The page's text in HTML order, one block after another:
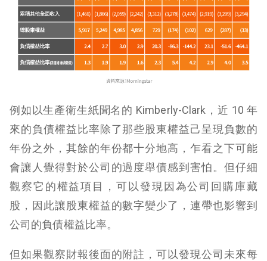
例如以生產衛生紙聞名的 Kimberly-Clark，近 10 年
來的負債權益比率除了那些股東權益己呈現負數的
年份之外，其餘的年份都十分地高，乍看之下可能
會讓人覺得對於公司的過度舉債感到害怕。但仔細
觀察它的權益項目，可以發現因為公司回購庫藏
股，因此讓股東權益的數字變少了，連帶也影響到
公司的負債權益比率。
但如果觀察財報後面的附註，可以發現公司未來每